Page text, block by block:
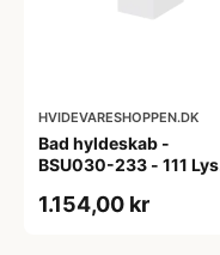
HVIDEVARESHOPPEN.DK
Bad hyldeskab -
BSU030-233 - 111 Lys
1.154,00 kr